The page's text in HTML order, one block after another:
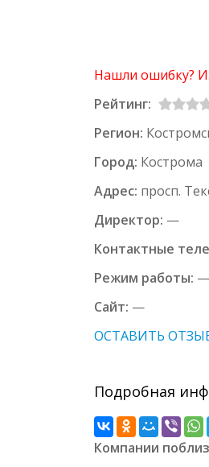
Нашли ошибку?
Рейтинг:
Регион:
Город: Кострома
Адрес: просп.
Директор: —
Контактные
Режим работы: —
Сайт: —
ОСТАВИТЬ
Подробная
Компании